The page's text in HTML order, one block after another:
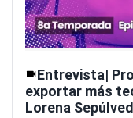
Entrevista|
exportar más
Lorena